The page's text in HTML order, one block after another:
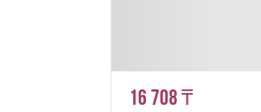
16 708 ₸